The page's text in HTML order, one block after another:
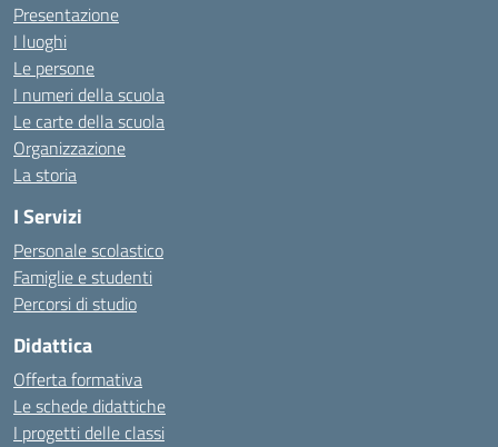
Presentazione
I luoghi
Le persone
I numeri della scuola
Le carte della scuola
Organizzazione
La storia
I Servizi
Personale scolastico
Famiglie e studenti
Percorsi di studio
Didattica
Offerta formativa
Le schede didattiche
I progetti delle classi